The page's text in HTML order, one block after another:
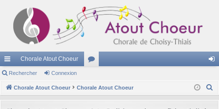
cc
ès
Chorale Atout Choeur
u ne
Rechercher Connexion
Chorale Atout Choeur Chorale Atout Choeur